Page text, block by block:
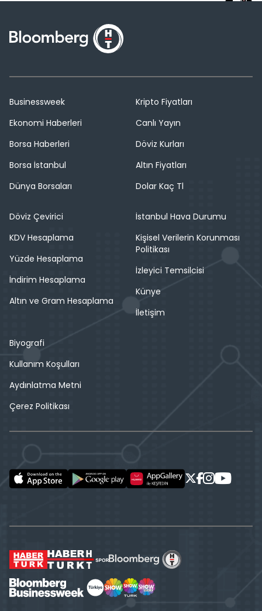
Businessweek
Ekonomi Haberleri
Borsa Haberleri
Borsa İstanbul
Dünya Borsaları
Kripto Fiyatları
Canlı Yayın
Döviz Kurları
Altın Fiyatları
Dolar Kaç Tl
Döviz Çevirici
KDV Hesaplama
Yüzde Hesaplama
İndirim Hesaplama
Altın ve Gram Hesaplama
İstanbul Hava Durumu
Kişisel Verilerin Korunması
Politikası
İzleyici Temsilcisi
Künye
İletişim
Biyografi
Kullanım Koşulları
Aydınlatma Metni
Çerez Politikası